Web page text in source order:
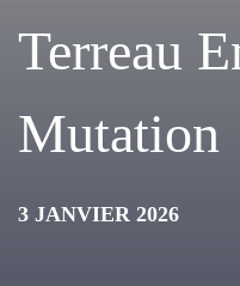
Terreau
Mutation
3 JANVIER 2026